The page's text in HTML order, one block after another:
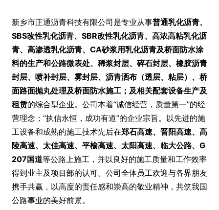
新乡市正通沥青科技有限公司是专业从事普通乳化沥青、
SBS改性乳化沥青、SBR改性乳化沥青、高浓高粘乳化沥
青、高渗透乳化沥青、CA砂浆用乳化沥青及桥面防水涂
料的生产和公路微表处、稀浆封层、碎石封层、橡胶沥青
封层、喷补封层、雾封层、沥青洒布（透层、粘层）、桥
面路面抛丸处理及桥面防水施工；及相关配套设备生产及
租赁的综合型企业。公司本着“诚信经营，质量第一”的经
营理念；“执信永恒，成功有道”的企业宗旨。以先进的施
工设备和成熟的施工技术先后在郑石高速、晋阳高速、高
陵高速、太佳高速、平榆高速、太阳高速、临大公路、 G
207 国道等公路上施工，并以良好的施工质量和工作效率
得到业主及项目部的认可。公司全体员工欢迎与各界朋友
携手共赢，以高度的责任感和崇高的敬业精神，共筑我国
公路事业的美好前景。